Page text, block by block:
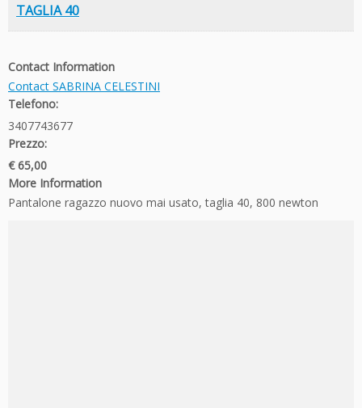
TAGLIA 40
Contact Information
Contact SABRINA CELESTINI
Telefono:
3407743677
Prezzo:
€ 65,00
More Information
Pantalone ragazzo nuovo mai usato, taglia 40, 800 newton